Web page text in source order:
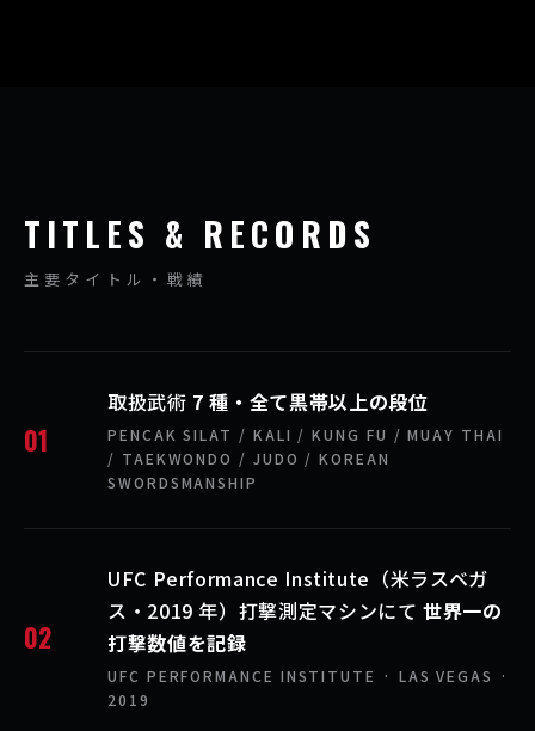
TITLES & RECORDS
主要タイトル・戦績
01
取扱武術 7 種・全て黒帯以上の段位
PENCAK SILAT / KALI / KUNG FU / MUAY THAI
/ TAEKWONDO / JUDO / KOREAN
SWORDSMANSHIP
02
UFC Performance Institute（米ラスベガ
ス・2019 年）打撃測定マシンにて世界一の
打撃数値を記録
UFC PERFORMANCE INSTITUTE · LAS VEGAS ·
2019